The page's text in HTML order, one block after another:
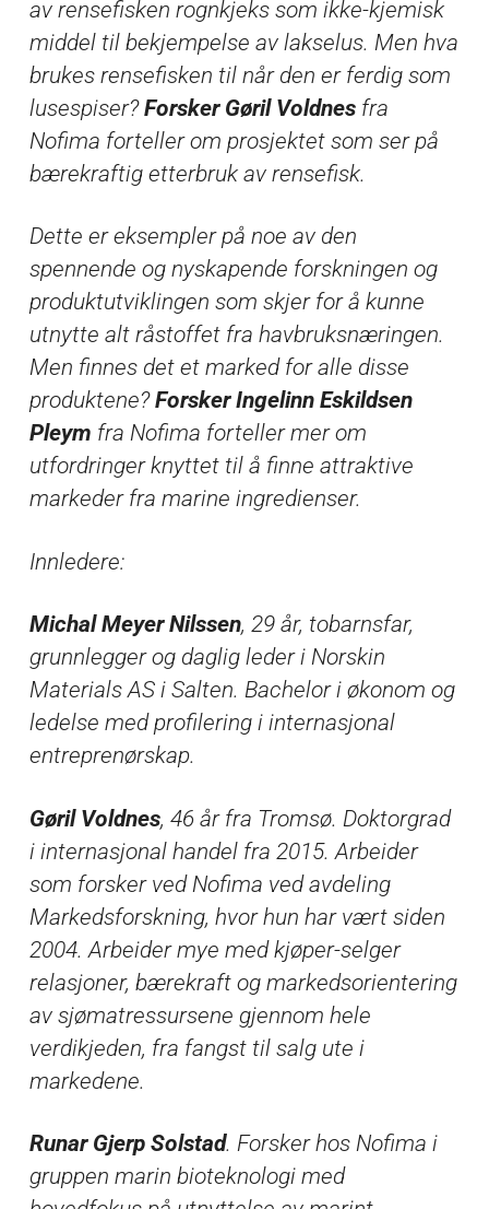
av rensefisken rognkjeks som ikke-kjemisk
middel til bekjempelse av lakselus. Men hva
brukes rensefisken til når den er ferdig som
lusespiser?Forsker Gøril Voldnesfra
Nofima forteller om prosjektet som ser på
bærekraftig etterbruk av rensefisk.
Dette er eksempler på noe av den
spennende og nyskapende forskningen og
produktutviklingen som skjer for å kunne
utnytte alt råstoffet fra havbruksnæringen.
Men finnes det et marked for alle disse
produktene?Forsker Ingelinn Eskildsen
Pleym fra Nofima forteller mer om
utfordringer knyttet til å finne attraktive
markeder fra marine ingredienser.
Innledere:
Michal Meyer Nilssen, 29 år, tobarnsfar,
grunnlegger og daglig leder i Norskin
Materials AS i Salten. Bachelor i økonom og
ledelse med profilering i internasjonal
entreprenørskap.
Gøril Voldnes, 46 år fra Tromsø. Doktorgrad
i internasjonal handel fra 2015. Arbeider
som forsker ved Nofima ved avdeling
Markedsforskning, hvor hun har vært siden
2004. Arbeider mye med kjøper-selger
relasjoner, bærekraft og markedsorientering
av sjømatressursene gjennom hele
verdikjeden, fra fangst til salg ute i
markedene.
Runar Gjerp Solstad. Forsker hos Nofima i
gruppen marin bioteknologi med